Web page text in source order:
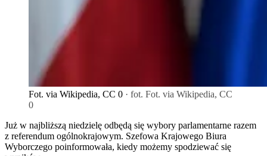
Fot. via Wikipedia, CC 0 · fot. Fot. via Wikipedia, CC
0
Już w najbliższą niedzielę odbędą się wybory parlamentarne razem
z referendum ogólnokrajowym. Szefowa Krajowego Biura
Wyborczego poinformowała, kiedy możemy spodziewać się